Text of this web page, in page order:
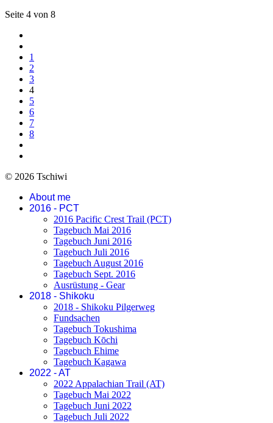
Seite 4 von 8
1
2
3
4
5
6
7
8
© 2026 Tschiwi
About me
2016 - PCT
2016 Pacific Crest Trail (PCT)
Tagebuch Mai 2016
Tagebuch Juni 2016
Tagebuch Juli 2016
Tagebuch August 2016
Tagebuch Sept. 2016
Ausrüstung - Gear
2018 - Shikoku
2018 - Shikoku Pilgerweg
Fundsachen
Tagebuch Tokushima
Tagebuch Kōchi
Tagebuch Ehime
Tagebuch Kagawa
2022 - AT
2022 Appalachian Trail (AT)
Tagebuch Mai 2022
Tagebuch Juni 2022
Tagebuch Juli 2022